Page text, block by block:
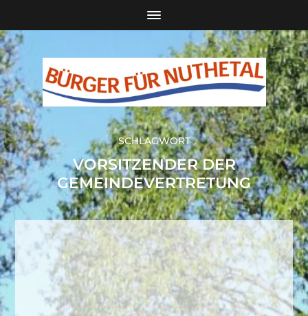
SCHLAGWORT
VORSITZENDER DER
GEMEINDEVERTRETUNG